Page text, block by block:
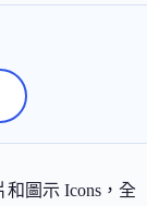
圖示 Icons，全